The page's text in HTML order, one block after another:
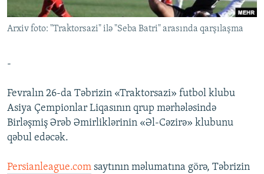
İZ - MƏDƏNIYYƏT PROQRAMI
MATERIALLARIMIZDAN ISTIFADƏ
AZADLIQRADIOSU MOBIL TELEFONUNUZDA
RFE/RL-in bütün saytları
Arxiv foto: "Traktorsazi" ilə "Seba Batri" arasında qarşılaşma
-
Fevralın 26-da Təbrizin «Traktorsazi» futbol klubu
Asiya Çempionlar Liqasının qrup mərhələsində
Birləşmiş Ərəb Əmirliklərinin «Əl-Cəzirə» klubunu
qəbul edəcək.
Persianleague.com saytının məlumatına görə, Təbrizin